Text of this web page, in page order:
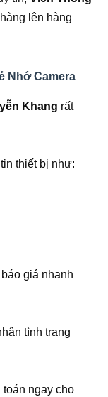
lên hàng
Nhớ Camera
Khang rất
thiết bị như:
giá nhanh
tình trạng
toán ngay cho